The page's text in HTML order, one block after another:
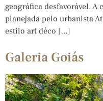
geográfica desfavorável.
planejada pelo urbanista
estilo art déco […]
Galeria Goiás